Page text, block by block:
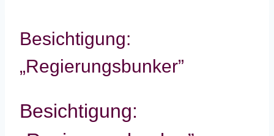
Besichtigung:
„Regierungsbunker”
Besichtigung: